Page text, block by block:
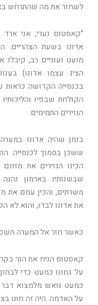
לשחזר את מה שהתרחש
"קאסטוס נערי, אני
אדונו בשעת הצהריים.
מועט ועוניים רב,
הציג עצמו אדונו)
בכנסייה הקדושה כראות
הקולחת שבפיו
הנזירים התמימים.
בזמן שהיה אדונו
ששכן בסמוך לכנסייה.
הכינו הנזירים את
שבשנותיו בארמון
משרתים, והכין עמם את
את אדונו לבדו, והוא לא
כאשר חזר אל המערה חשכו
קאסטוס הניח את הנר
על גחונו כמעט כדי
כמעט נואש מלמצוא
על האדמה. היה זה חוט